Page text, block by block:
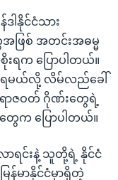
ါနိုင်ငံသား
ြစ် အတင်းအဓမ္မ
ရက ပြောပါတယ်။
ယ်လို့ လိမ်လည်ခေါ်
ာဇဝတ် ဂိုဏ်းတွေရဲ့
က ပြောပါတယ်။
င်းနဲ့ သူတို့ရဲ့ နိုင်ငံ
န်မာနိုင်ငံမှာရှိတဲ့